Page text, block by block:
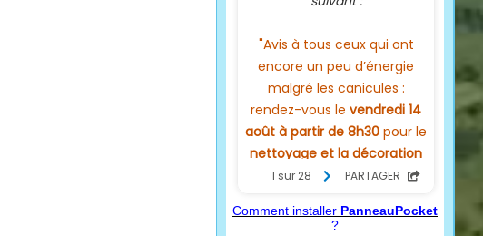
Comment installer PanneauPocket
?